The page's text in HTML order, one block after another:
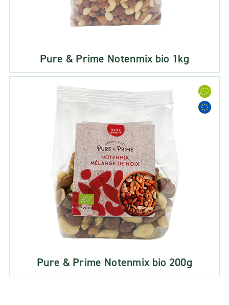
Pure & Prime Notenmix bio 1kg
Pure & Prime Notenmix bio 200g